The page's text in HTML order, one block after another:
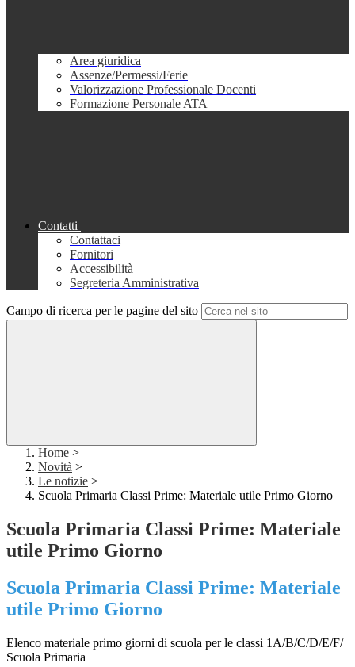
Area giuridica
Assenze/Permessi/Ferie
Valorizzazione Professionale Docenti
Formazione Personale ATA
Contatti
Contattaci
Fornitori
Accessibilità
Segreteria Amministrativa
Campo di ricerca per le pagine del sito
Home >
Novità >
Le notizie >
Scuola Primaria Classi Prime: Materiale utile Primo Giorno
Scuola Primaria Classi Prime: Materiale
utile Primo Giorno
Scuola Primaria Classi Prime: Materiale
utile Primo Giorno
Elenco materiale primo giorni di scuola perle classi 1A/B/C/D/E/F/
Scuola Primaria